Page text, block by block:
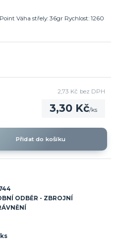
Váha střely: 36gr Rychlost: 1260
3,30 Kč/ks
2,73 Kč bez DPH
Přidat do košíku
ODBĚR - ZBROJNÍ